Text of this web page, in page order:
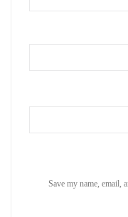
Save my name, email,